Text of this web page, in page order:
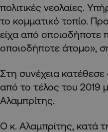
πολιτικές νεολαίες.
το κομματικό τοπίο.
είχα από οποιοδήποτε
οποιοδήποτε άτομο»,
Στη συνέχεια
από το τέλος του 2019
Αλαμπρίτης.
Ο κ. Αλαμπρίτης, κατά